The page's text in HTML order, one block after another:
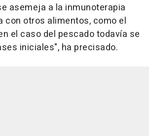
asemeja a la inmunoterapia
con otros alimentos, como el
el caso del pescado todavía se
iniciales", ha precisado.